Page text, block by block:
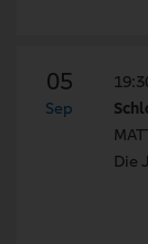
05
Sep
Die